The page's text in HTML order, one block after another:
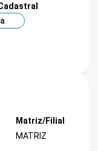
Matriz/Filial
MATRIZ